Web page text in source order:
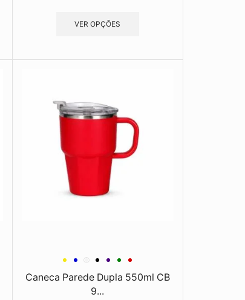
VER OPÇÕES
Caneca Parede Dupla 550ml CB
9...